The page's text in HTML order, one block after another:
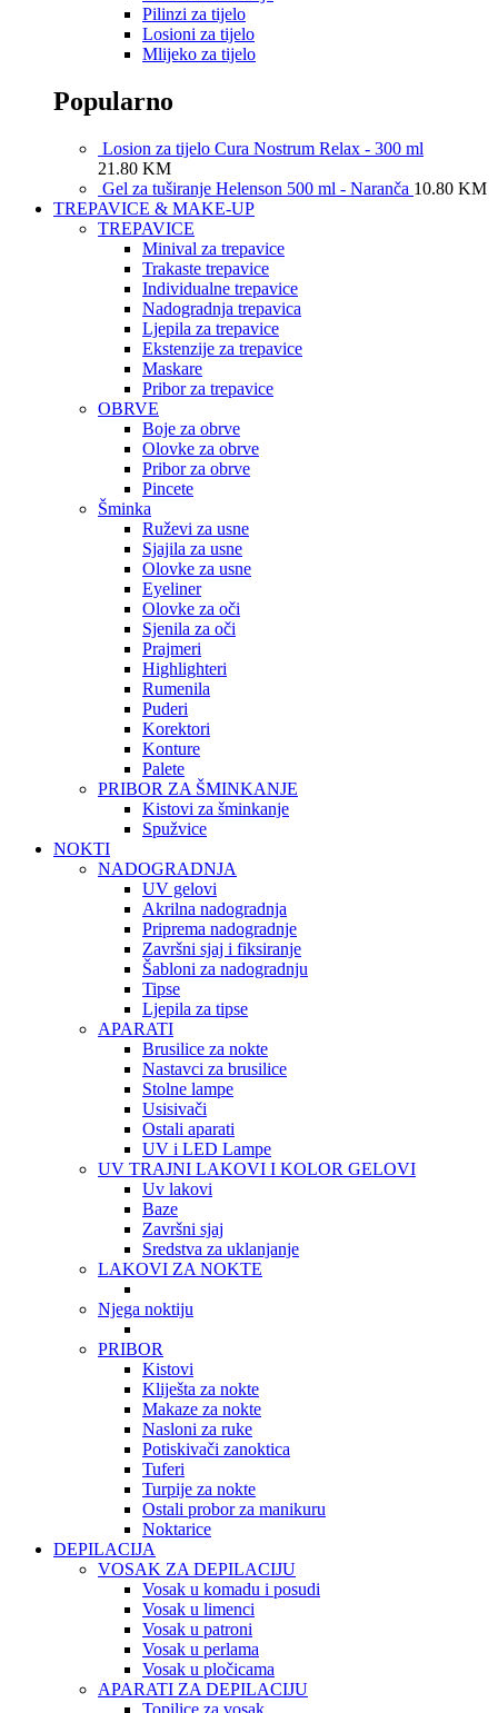
Pilinzi za tijelo
Losioni za tijelo
Mlijeko za tijelo
Popularno
Losion za tijelo Cura Nostrum Relax - 300 ml
21.80 KM
Gel za tuširanje Helenson 500 ml - Naranča 10.80 KM
TREPAVICE & MAKE-UP
TREPAVICE
Minival za trepavice
Trakaste trepavice
Individualne trepavice
Nadogradnja trepavica
Ljepila za trepavice
Ekstenzije za trepavice
Maskare
Pribor za trepavice
OBRVE
Boje za obrve
Olovke za obrve
Pribor za obrve
Pincete
Šminka
Ruževi za usne
Sjajila za usne
Olovke za usne
Eyeliner
Olovke za oči
Sjenila za oči
Prajmeri
Highlighteri
Rumenila
Puderi
Korektori
Konture
Palete
PRIBOR ZA ŠMINKANJE
Kistovi za šminkanje
Spužvice
NOKTI
NADOGRADNJA
UV gelovi
Akrilna nadogradnja
Priprema nadogradnje
Završni sjaj i fiksiranje
Šabloni za nadogradnju
Tipse
Ljepila za tipse
APARATI
Brusilice za nokte
Nastavci za brusilice
Stolne lampe
Usisivači
Ostali aparati
UV i LED Lampe
UV TRAJNI LAKOVI I KOLOR GELOVI
Uv lakovi
Baze
Završni sjaj
Sredstva za uklanjanje
LAKOVI ZA NOKTE
Njega noktiju
PRIBOR
Kistovi
Kliješta za nokte
Makaze za nokte
Nasloni za ruke
Potiskivači zanoktica
Tuferi
Turpije za nokte
Ostali probor za manikuru
Noktarice
DEPILACIJA
VOSAK ZA DEPILACIJU
Vosak u komadu i posudi
Vosak u limenci
Vosak u patroni
Vosak u perlama
Vosak u pločicama
APARATI ZA DEPILACIJU
Topilice za vosak